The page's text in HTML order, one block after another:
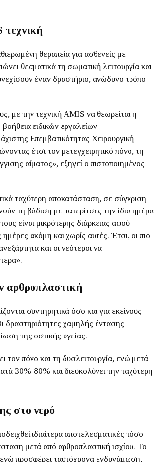
τεχνική
θεραπεία για ασθενείς με
θεαματικά τη σωματική λειτουργία και
έναν δραστήριο, ανώδυνο τρόπο
με την τεχνική AMIS να θεωρείται η
ειδικών εργαλείων
Επεμβατικότητας Χειρουργική
έτσι τον μετεγχειρητικό πόνο, τη
αίματος», εξηγεί ο πιστοποιημένος
ταχύτερη αποκατάσταση, σε σύγκριση
τη βάδιση με πατερίτσες την ίδια ημέρα
είναι μικρότερης διάρκειας αφού
ακόμη και χωρίς αυτές. Έτσι, οι πιο
και οι νεότεροι να
αρθροπλαστική
συντηρητικά όσο και για εκείνους
δραστηριότητες χαμηλής έντασης
της οστικής υγείας.
τον πόνο και τη δυσλειτουργία, ενώ μετά
30%-80% και διευκολύνει την ταχύτερη
στο νερό
ιδιαίτερα αποτελεσματικές τόσο
μετά από αρθροπλαστική ισχίου. Το
προσφέρει ταυτόχρονα ενδυνάμωση,